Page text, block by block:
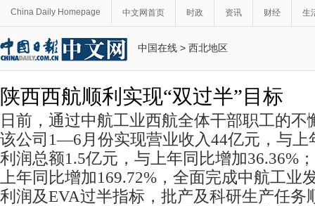
China Daily Homepage 中文网首页 时政 资讯 财经 生
中国在线 > 西北地区
陕西西航顺利实现“双过半”目标
日前，通过中航工业西航全体干部职工的不
该公司1—6月份实现营业收入44亿元，与上
利润总额1.5亿元，与上年同比增加36.36%
上年同比增加169.72%，全面完成中航工业
利润及EVA过半指标，批产及科研生产任务